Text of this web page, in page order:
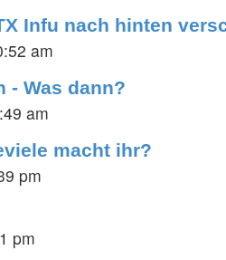
Infu nach hinten
am
- Was dann?
am
macht ihr?
pm
pm